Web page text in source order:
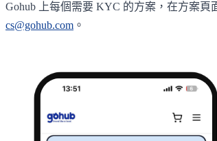
Gohub 上每個需要 KYC 的方案，在方案頁
cs@gohub.com 。